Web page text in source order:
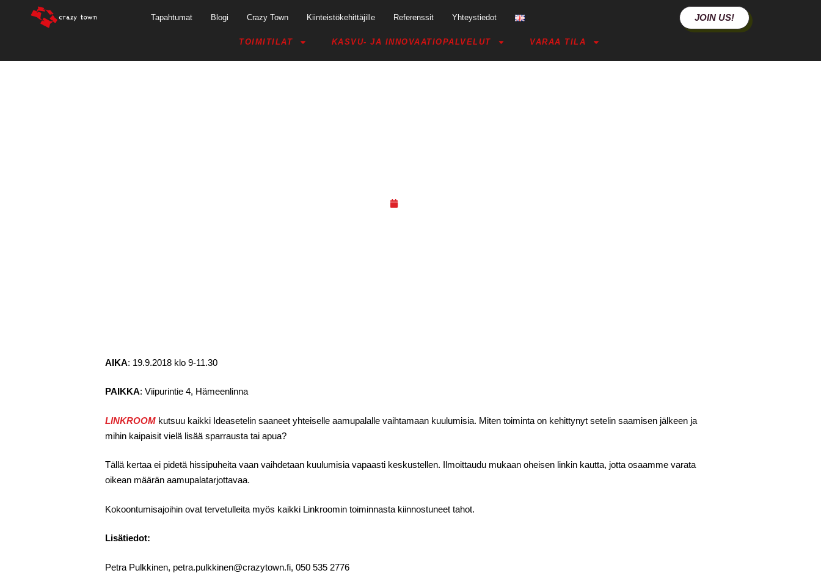
Tapahtumat Blogi Crazy Town Kiinteistökehittäjille Referenssit Yhteystiedot JOIN US!
TOIMITILAT KASVU- JA INNOVAATIOPALVELUT VARAA TILA
AIKA: 19.9.2018 klo 9-11.30
PAIKKA: Viipurintie 4, Hämeenlinna
LINKROOM kutsuu kaikki Ideasetelin saaneet yhteiselle aamupalalle vaihtamaan kuulumisia. Miten toiminta on kehittynyt setelin saamisen jälkeen ja
mihin kaipaisit vielä lisää sparrausta tai apua?
Tällä kertaa ei pidetä hissipuheita vaan vaihdetaan kuulumisia vapaasti keskustellen. Ilmoittaudu mukaan oheisen linkin kautta, jotta osaamme varata
oikean määrän aamupalatarjottavaa.
Kokoontumisajoihin ovat tervetulleita myös kaikki Linkroomin toiminnasta kiinnostuneet tahot.
Lisätiedot:
Petra Pulkkinen, petra.pulkkinen@crazytown.fi, 050 535 2776